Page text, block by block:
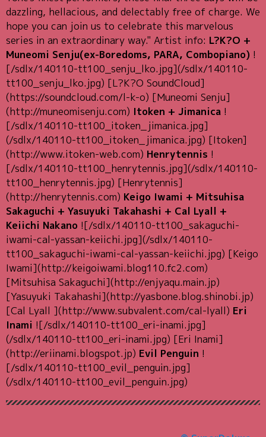
dazzling, hellacious, and delectably free of charge. We
hope you can join us to celebrate this marvelous
series in an extraordinary way." Artist info: L?K?O +
Muneomi Senju(ex-Boredoms, PARA, Combopiano) !
[/sdlx/140110-tt100_senju_lko.jpg](/sdlx/140110-
tt100_senju_lko.jpg) [L?K?O SoundCloud]
(https://soundcloud.com/l-k-o) [Muneomi Senju]
(http://muneomisenju.com) Itoken + Jimanica!
[/sdlx/140110-tt100_itoken_jimanica.jpg]
(/sdlx/140110-tt100_itoken_jimanica.jpg) [Itoken]
(http://www.itoken-web.com) Henrytennis !
[/sdlx/140110-tt100_henrytennis.jpg](/sdlx/140110-
tt100_henrytennis.jpg) [Henrytennis]
(http://henrytennis.com) Keigo Iwami + Mitsuhisa
Sakaguchi + Yasuyuki Takahashi + Cal Lyall +
Keiichi Nakano ![/sdlx/140110-tt100_sakaguchi-
iwami-cal-yassan-keiichi.jpg](/sdlx/140110-
tt100_sakaguchi-iwami-cal-yassan-keiichi.jpg) [Keigo
Iwami](http://keigoiwami.blog110.fc2.com)
[Mitsuhisa Sakaguchi](http://enjyaqu.main.jp)
[Yasuyuki Takahashi](http://yasbone.blog.shinobi.jp)
[Cal Lyall ](http://www.subvalent.com/cal-lyall) Eri
Inami ![/sdlx/140110-tt100_eri-inami.jpg]
(/sdlx/140110-tt100_eri-inami.jpg) [Eri Inami]
(http://eriinami.blogspot.jp) Evil Penguin !
[/sdlx/140110-tt100_evil_penguin.jpg]
(/sdlx/140110-tt100_evil_penguin.jpg)